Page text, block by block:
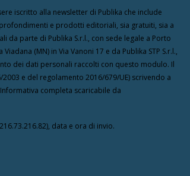
iscritto alla newsletter di Publika che include
e prodotti editoriali, sia gratuiti, sia a
da parte di Publika S.r.l., con sede legale a Porto
(MN) in Via Vanoni 17 e da Publika STP S.r.l.,
dei dati personali raccolti con questo modulo. Il
e del regolamento 2016/679/UE) scrivendo a
completa scaricabile da
data e ora di invio.